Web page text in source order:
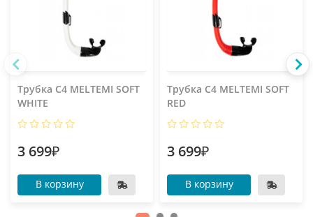
Трубка C4 MELTEMI SOFT
WHITE
3 699₽
В корзину
Трубка C4 MELTEMI SOFT
RED
3 699₽
В корзину